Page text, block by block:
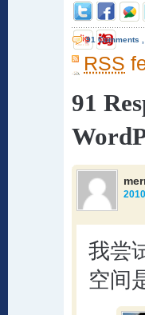
91 Comments
RSS
91
我尝
空间